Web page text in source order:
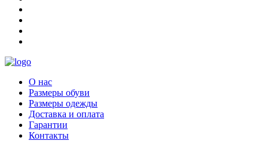
О нас
Размеры обуви
Размеры одежды
Доставка и оплата
Гарантии
Контакты